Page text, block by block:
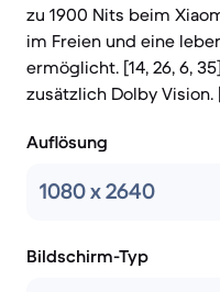
zu 1900 Nits beim
im Freien und eine
ermöglicht. [14, 26, 6,
zusätzlich Dolby Vision.
Auflösung
1080 x 2640
Bildschirm-Typ